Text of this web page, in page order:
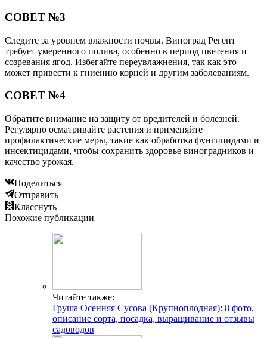
СОВЕТ №3
Следите за уровнем влажности почвы. Виноград Регент
требует умеренного полива, особенно в период цветения и
созревания ягод. Избегайте переувлажнения, так как это
может привести к гниению корней и другим заболеваниям.
СОВЕТ №4
Обратите внимание на защиту от вредителей и болезней.
Регулярно осматривайте растения и применяйте
профилактические меры, такие как обработка фунгицидами и
инсектицидами, чтобы сохранить здоровье виноградников и
качество урожая.
Поделиться
Отправить
Класснуть
Похожие публикации
Читайте также:
Груша Осенняя Сусова (Крупноплодная): 8 фото,
описание сорта, посадка, выращивание и отзывы
садоводов